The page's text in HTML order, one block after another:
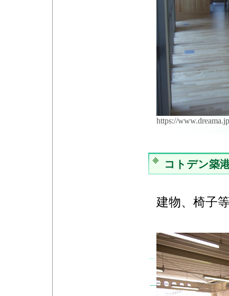
https://
コトデン築
建物、椅子